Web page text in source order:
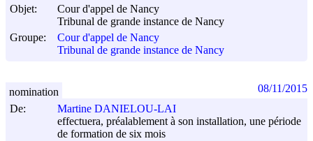
Objet:
Cour d'appel de Nancy
Tribunal de grande instance de Nancy
Groupe:
Cour d'appel de Nancy
Tribunal de grande instance de Nancy
De:
Martine DANIELOU-LAI
effectuera, préalablement à son installation, une période
de formation de six mois
nomination 08/11/2015